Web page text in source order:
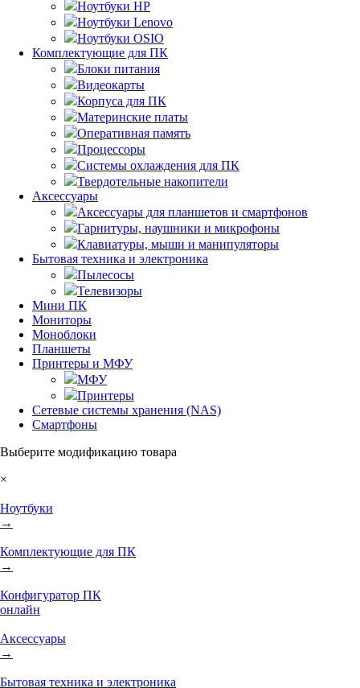
Ноутбуки HP
Ноутбуки Lenovo
Ноутбуки OSIO
Комплектующие для ПК
Блоки питания
Видеокарты
Корпуса для ПК
Материнские платы
Оперативная память
Процессоры
Системы охлаждения для ПК
Твердотельные накопители
Аксессуары
Аксессуары для планшетов и смартфонов
Гарнитуры, наушники и микрофоны
Клавиатуры, мыши и манипуляторы
Бытовая техника и электроника
Пылесосы
Телевизоры
Мини ПК
Мониторы
Моноблоки
Планшеты
Принтеры и МФУ
МФУ
Принтеры
Сетевые системы хранения (NAS)
Смартфоны
Выберите модификацию товара
×
Ноутбуки
→
Комплектующие для ПК
→
Конфигуратор ПК
онлайн
Аксессуары
→
Бытовая техника и электроника